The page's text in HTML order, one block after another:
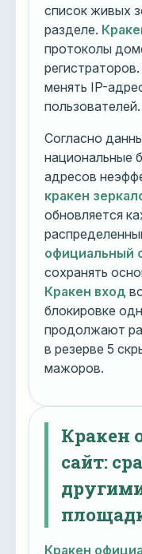
список живых
разделе.
протоколы
регистраторов.
менять IP-
пользователей.
Согласно
национальные
адресов
кракен
обновляется
официальный
сохранять
Кракен вход
блокировке
продолжают
в резерве 5
мажоров.
Кракен
сайт:
Кракен